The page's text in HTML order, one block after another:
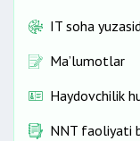
IT soha
Ma’lumotlar
Haydovchilik
NNT faoliyati